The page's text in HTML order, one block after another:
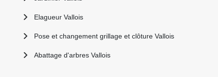
Elagueur Vallois
Pose et changement grillage et clôture Vallois
Abattage d'arbres Vallois